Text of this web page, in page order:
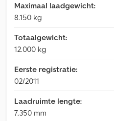
Maximaal laadgewicht:
8.150 kg
Totaalgewicht:
12.000 kg
Eerste registratie:
02/2011
Laadruimte lengte:
7.350 mm